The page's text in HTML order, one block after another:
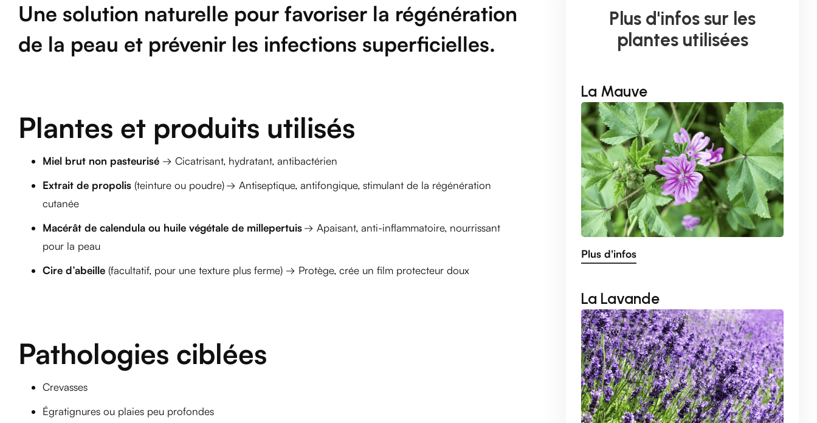
Une solution naturelle pour favoriser la régénération
de la peau et prévenir les infections superficielles.
Plantes et produits utilisés
Miel brut non pasteurisé → Cicatrisant, hydratant, antibactérien
Extrait de propolis (teinture ou poudre) → Antiseptique, antifongique, stimulant de la régénération
cutanée
Macérât de calendula ou huile végétale de millepertuis→ Apaisant, anti-inflammatoire, nourrissant
pour la peau
Cire d’abeille (facultatif, pour une texture plus ferme) → Protège, crée un film protecteur doux
Pathologies ciblées
Crevasses
Égratignures ou plaies peu profondes
Plus d'infos sur les
plantes utilisées
La Mauve
Plus d'infos
La Lavande